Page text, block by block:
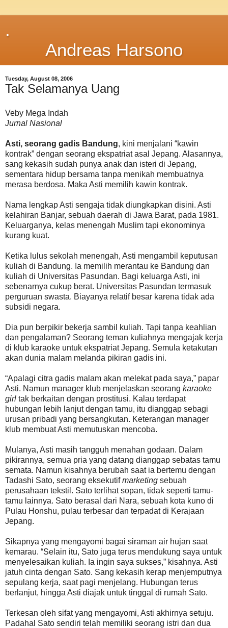
.
Andreas Harsono
Tuesday, August 08, 2006
Tak Selamanya Uang
Veby Mega Indah
Jurnal Nasional
Asti, seorang gadis Bandung, kini menjalani “kawin
kontrak” dengan seorang ekspatriat asal Jepang. Alasannya,
sang kekasih sudah punya anak dan isteri di Jepang,
sementara hidup bersama tanpa menikah membuatnya
merasa berdosa. Maka Asti memilih kawin kontrak.
Nama lengkap Asti sengaja tidak diungkapkan disini. Asti
kelahiran Banjar, sebuah daerah di Jawa Barat, pada 1981.
Keluarganya, kelas menengah Muslim tapi ekonominya
kurang kuat.
Ketika lulus sekolah menengah, Asti mengambil keputusan
kuliah di Bandung. Ia memilih merantau ke Bandung dan
kuliah di Universitas Pasundan. Bagi keluarga Asti, ini
sebenarnya cukup berat. Universitas Pasundan termasuk
perguruan swasta. Biayanya relatif besar karena tidak ada
subsidi negara.
Dia pun berpikir bekerja sambil kuliah. Tapi tanpa keahlian
dan pengalaman? Seorang teman kuliahnya mengajak kerja
di klub karaoke untuk ekspatriat Jepang. Semula ketakutan
akan dunia malam melanda pikiran gadis ini.
“Apalagi citra gadis malam akan melekat pada saya,” papar
Asti. Namun manager klub menjelaskan seorang karaoke
girl tak berkaitan dengan prostitusi. Kalau terdapat
hubungan lebih lanjut dengan tamu, itu dianggap sebagi
urusan pribadi yang bersangkutan. Keterangan manager
klub membuat Asti memutuskan mencoba.
Mulanya, Asti masih tangguh menahan godaan. Dalam
pikirannya, semua pria yang datang dianggap sebatas tamu
semata. Namun kisahnya berubah saat ia bertemu dengan
Tadashi Sato, seorang eksekutifmarketing sebuah
perusahaan tekstil. Sato terlihat sopan, tidak seperti tamu-
tamu lainnya. Sato berasal dari Nara, sebuah kota kuno di
Pulau Honshu, pulau terbesar dan terpadat di Kerajaan
Jepang.
Sikapnya yang mengayomi bagai siraman air hujan saat
kemarau. “Selain itu, Sato juga terus mendukung saya untuk
menyelesaikan kuliah. Ia ingin saya sukses,” kisahnya. Asti
jatuh cinta dengan Sato. Sang kekasih kerap menjemputnya
sepulang kerja, saat pagi menjelang. Hubungan terus
berlanjut, hingga Asti diajak untuk tinggal di rumah Sato.
Terkesan oleh sifat yang mengayomi, Asti akhirnya setuju.
Padahal Sato sendiri telah memiliki seorang istri dan dua